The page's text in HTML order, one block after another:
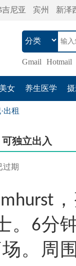
吉尼亚 宾州 新泽
Gmail Hotmail
女 养生医学
出租
独立出入
期
。6分
场。